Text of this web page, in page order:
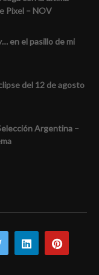
Pixel – NOV
en el pasillo de mi
del 12 de agosto
Argentina –